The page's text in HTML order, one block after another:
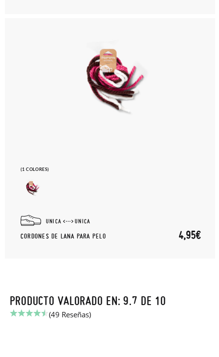
(1 COLORES)
UNICA UNICA
CORDONES DE LANA PARA PELO 4,95€
PRODUCTO VALORADO EN: 9.7 DE 10
(49 Reseñas)